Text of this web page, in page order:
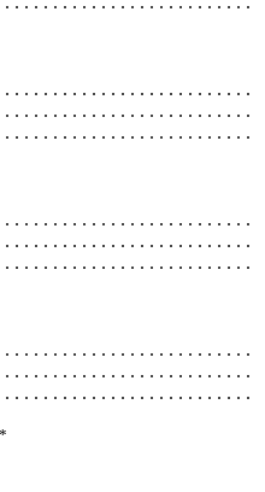
. . . . . . . . . . . . . . . . . . . . . . . . .
. . . . . . . . . . . . . . . . . . . . . . . . .
. . . . . . . . . . . . . . . . . . . . . . . . .
. . . . . . . . . . . . . . . . . . . . . . . . .
. . . . . . . . . . . . . . . . . . . . . . . . .
. . . . . . . . . . . . . . . . . . . . . . . . .
. . . . . . . . . . . . . . . . . . . . . . . . .
. . . . . . . . . . . . . . . . . . . . . . . . .
. . . . . . . . . . . . . . . . . . . . . . . . .
*